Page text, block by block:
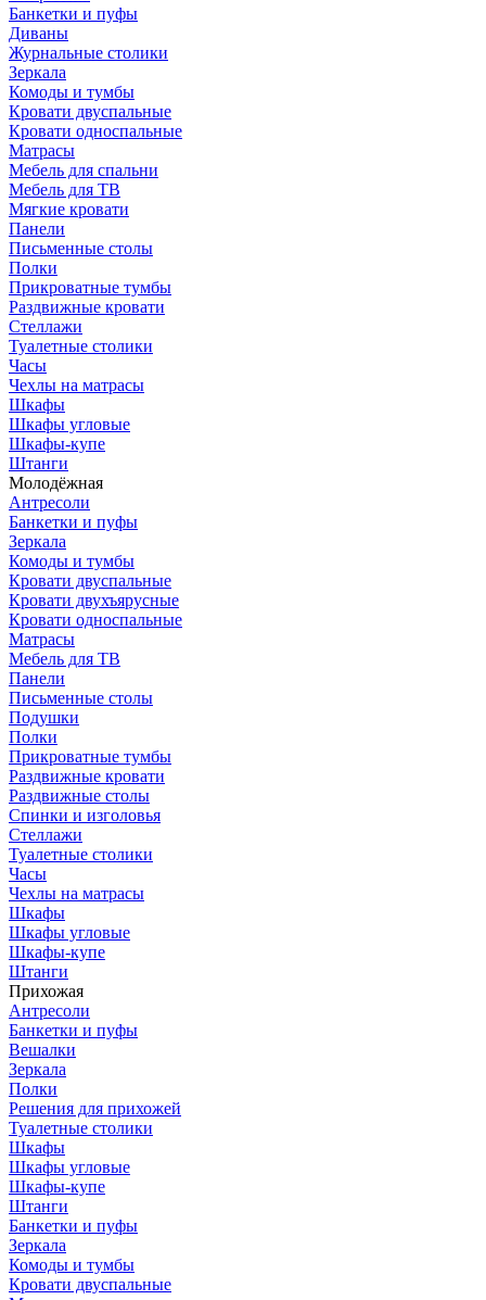
Банкетки и пуфы
Диваны
Журнальные столики
Зеркала
Комоды и тумбы
Кровати двуспальные
Кровати односпальные
Матрасы
Мебель для спальни
Мебель для ТВ
Мягкие кровати
Панели
Письменные столы
Полки
Прикроватные тумбы
Раздвижные кровати
Стеллажи
Туалетные столики
Часы
Чехлы на матрасы
Шкафы
Шкафы угловые
Шкафы-купе
Штанги
Молодёжная
Антресоли
Банкетки и пуфы
Зеркала
Комоды и тумбы
Кровати двуспальные
Кровати двухъярусные
Кровати односпальные
Матрасы
Мебель для ТВ
Панели
Письменные столы
Подушки
Полки
Прикроватные тумбы
Раздвижные кровати
Раздвижные столы
Спинки и изголовья
Стеллажи
Туалетные столики
Часы
Чехлы на матрасы
Шкафы
Шкафы угловые
Шкафы-купе
Штанги
Прихожая
Антресоли
Банкетки и пуфы
Вешалки
Зеркала
Полки
Решения для прихожей
Туалетные столики
Шкафы
Шкафы угловые
Шкафы-купе
Штанги
Банкетки и пуфы
Зеркала
Комоды и тумбы
Кровати двуспальные